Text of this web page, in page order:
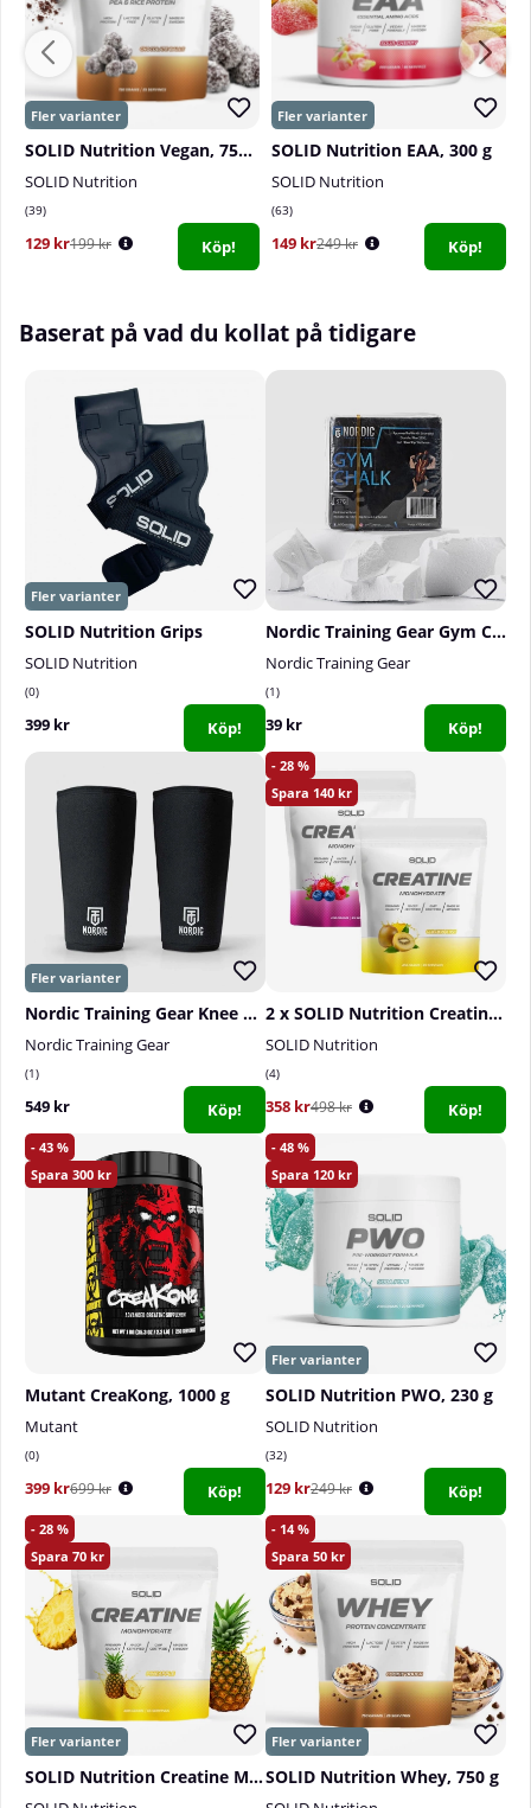
SOLID Nutrition Vegan, 750 g
SOLID Nutrition
39
129 kr199 kr Köp!
SOLID Nutrition EAA, 300 g
SOLID Nutrition
63
149 kr249 kr Köp!
Baserat på vad du kollat på tidigare
SOLID Nutrition Grips
SOLID Nutrition
0
399 kr Köp!
Nordic Training Gear Gym Chalk
Nordic Training Gear
1
39 kr Köp!
Nordic Training Gear Knee Sleeves, 7 mm
Nordic Training Gear
1
549 kr Köp!
28
140
2 x SOLID Nutrition Creatine Monohydrate, 400 g
SOLID Nutrition
4
358 kr498 kr Köp!
43
300
Mutant CreaKong, 1000 g
Mutant
0
399 kr699 kr Köp!
48
120
SOLID Nutrition PWO, 230 g
SOLID Nutrition
32
129 kr249 kr Köp!
28
70
SOLID Nutrition Creatine Monohydrate, 400 g
14
50
SOLID Nutrition Whey, 750 g